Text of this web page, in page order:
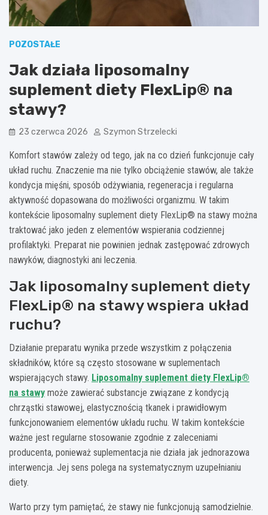
POZOSTAŁE
Jak działa liposomalny
suplement diety FlexLip® na
stawy?
23 czerwca 2026 Szymon Strzelecki
Komfort stawów zależy od tego, jak na co dzień funkcjonuje cały
układ ruchu. Znaczenie ma nie tylko obciążenie stawów, ale także
kondycja mięśni, sposób odżywiania, regeneracja i regularna
aktywność dopasowana do możliwości organizmu. W takim
kontekście liposomalny suplement diety FlexLip® na stawy można
traktować jako jeden z elementów wspierania codziennej
profilaktyki. Preparat nie powinien jednak zastępować zdrowych
nawyków, diagnostyki ani leczenia.
Jak liposomalny suplement diety
FlexLip® na stawy wspiera układ
ruchu?
Działanie preparatu wynika przede wszystkim z połączenia
składników, które są często stosowane w suplementach
wspierających stawy. Liposomalny suplement diety FlexLip®
na stawy może zawierać substancje związane z kondycją
chrząstki stawowej, elastycznością tkanek i prawidłowym
funkcjonowaniem elementów układu ruchu. W takim kontekście
ważne jest regularne stosowanie zgodnie z zaleceniami
producenta, ponieważ suplementacja nie działa jak jednorazowa
interwencja. Jej sens polega na systematycznym uzupełnianiu
diety.
Warto przy tym pamiętać, że stawy nie funkcjonują samodzielnie.